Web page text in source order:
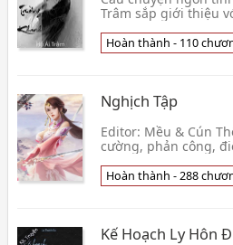
Trâm sắp giới thiệu
người p👦 Hồ Ái Trâm
Hoàn thành - 110
Nghịch Tập
Editor: Mều & Cún
cường, phản công,
vừa ngh👦 Sài Kê Đản
Hoàn thành - 288
Kế Hoạch Ly Hôn